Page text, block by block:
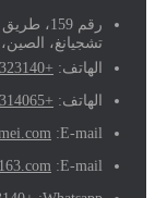
رقم
تشجيانغ، الصين، 325206
الهاتف: +86-15057323140
الهاتف: +86-13736314065
E-mail:
E-mail: